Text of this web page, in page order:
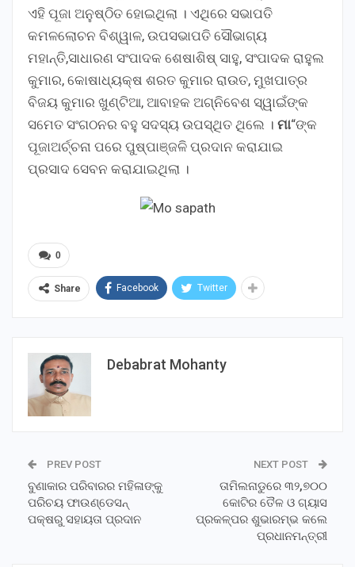
ଏହି ପୂଜା ଅନୁଷ୍ଠିତ ହୋଇଥିଲା । ଏଥିରେ ସଭାପତି
କମଳଲୋଚନ ବିଶ୍ୱାଳ, ଉପସଭାପତି ସୌଭାଗ୍ୟ
ମହାନ୍ତି,ସାଧାରଣ ସଂପାଦକ ଶେଷାଶିଷ୍ ସାହୁ, ସଂପାଦକ ରାହୁଲ
କୁମାର, କୋଷାଧ୍ୟକ୍ଷ ଶରତ କୁମାର ରାଉତ, ମୁଖପାତ୍ର
ବିଜୟ କୁମାର ଖୁଣ୍ଟିଆ, ଆବାହକ ଅଗ୍ନିବେଶ ସ୍ୱାଇଁଙ୍କ
ସମେତ ସଂଗଠନର ବହୁ ସଦସ୍ୟ ଉପସ୍ଥିତ ଥିଲେ । ମା“ଙ୍କ
ପୂଜାଅର୍ଚ୍ଚନା ପରେ ପୁଷ୍ପାଞ୍ଜଳି ପ୍ରଦାନ କରାଯାଇ
ପ୍ରସାଦ ସେବନ କରାଯାଇଥିଲା ।
0
Share Facebook Twitter
Debabrat Mohanty
PREV POST
ବୁଣାକାର ପରିବାରର ମହିଳାଙ୍କୁ
ପରିଚୟ ଫାଉଣ୍ଡେସନ୍
ପକ୍ଷରୁ ସହାୟତା ପ୍ରଦାନ
NEXT POST
ତାମିଲନାଡୁରେ ୩୨,୭୦୦
କୋଟିର ତୈଳ ଓ ଗ୍ୟାସ
ପ୍ରକଳ୍ପର ଶୁଭାରମ୍ଭ କଲେ
ପ୍ରଧାନମନ୍ତ୍ରୀ